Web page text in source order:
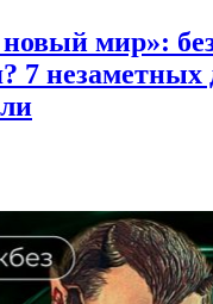
мир»:
7 незаметных